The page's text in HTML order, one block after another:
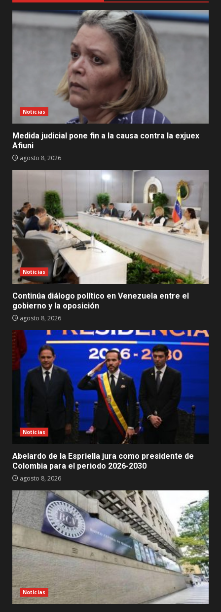
Noticias
Medida judicial pone fin a la causa contra la exjuex
Afiuni
agosto 8, 2026
Noticias
Continúa diálogo político en Venezuela entre el
gobierno y la oposición
agosto 8, 2026
Noticias
Abelardo de la Espriella jura como presidente de
Colombia para el periodo 2026-2030
agosto 8, 2026
Noticias